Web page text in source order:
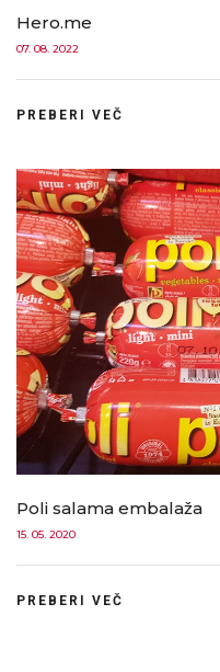
Hero.me
07. 08. 2022
PREBERI VEČ
Poli salama embalaža
15. 05. 2020
PREBERI VEČ